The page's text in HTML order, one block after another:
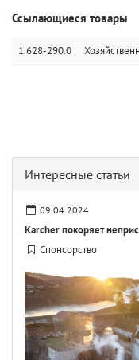
Ссылающиеся товары
1.628-290.0
Интересные статьи
09.04.2024
Karcher покоряет
Спонсорство